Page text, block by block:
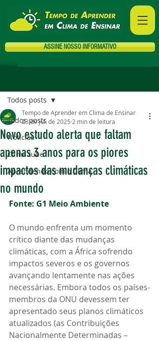
ASSINE NOSSO INFORMATIVO
Todos posts
Notícias
Clima tube
Aprendendo com o Clima
Todos posts
Novo estudo alerta que faltam
apenas 3 anos para os piores
impactos das mudanças climáticas
no mundo
Tempo de Aprender em Clima de Ensinar
23 de jul. de 2025 2 min de leitura
Fonte: G1 Meio Ambiente
O mundo enfrenta um momento
crítico diante das mudanças
climáticas, com a África sofrendo
impactos severos e os governos
avançando lentamente nas ações
necessárias. Embora todos os países-
membros da ONU devessem ter
apresentado seus planos climáticos
atualizados (as Contribuições
Nacionalmente Determinadas –